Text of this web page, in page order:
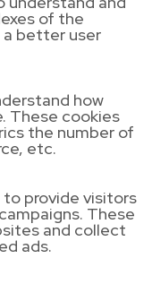
of the
a better user
how
These cookies
the number of
etc.
provide visitors
These
and collect
ads.